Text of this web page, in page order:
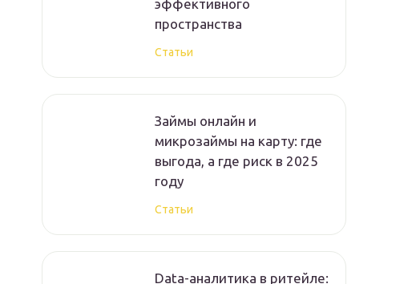
эффективного
пространства
Статьи
Займы онлайн и
микрозаймы на карту: где
выгода, а где риск в 2025
году
Статьи
Data-аналитика в ритейле: